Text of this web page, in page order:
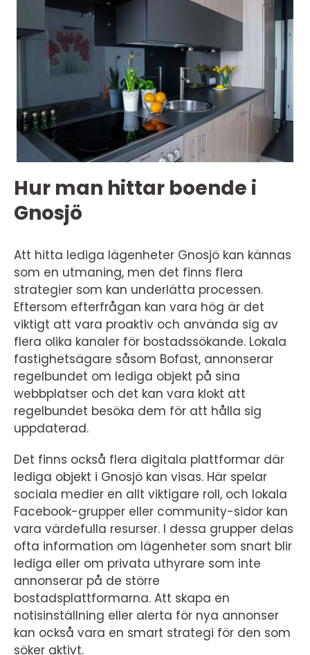
Hur man hittar boende i
Gnosjö
Att hitta lediga lägenheter Gnosjö kan kännas
som en utmaning, men det finns flera
strategier som kan underlätta processen.
Eftersom efterfrågan kan vara hög är det
viktigt att vara proaktiv och använda sig av
flera olika kanaler för bostadssökande. Lokala
fastighetsägare såsom Bofast, annonserar
regelbundet om lediga objekt på sina
webbplatser och det kan vara klokt att
regelbundet besöka dem för att hålla sig
uppdaterad.
Det finns också flera digitala plattformar där
lediga objekt i Gnosjö kan visas. Här spelar
sociala medier en allt viktigare roll, och lokala
Facebook-grupper eller community-sidor kan
vara värdefulla resurser. I dessa grupper delas
ofta information om lägenheter som snart blir
lediga eller om privata uthyrare som inte
annonserar på de större
bostadsplattformarna. Att skapa en
notisinställning eller alerta för nya annonser
kan också vara en smart strategi för den som
söker aktivt.